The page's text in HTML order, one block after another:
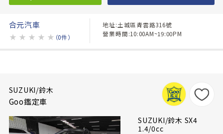
合元汽車
★ ★ ★ ★ ★ （0件）
地址:土城區青雲路316號
營業時間:10:00AM~19:00PM
SUZUKI/鈴木
Goo鑑定車
SUZUKI/鈴木 SX4
1.4/0cc